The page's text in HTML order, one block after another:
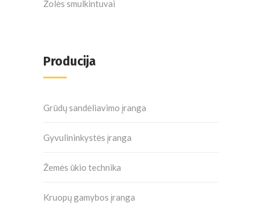
Žolės smulkintuvai
Producija
Grūdų sandėliavimo įranga
Gyvulininkystės įranga
Žemės ūkio technika
Kruopų gamybos įranga